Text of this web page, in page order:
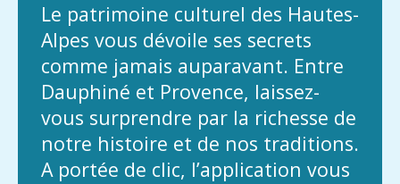
Le patrimoine culturel des Hautes-
Alpes vous dévoile ses secrets
comme jamais auparavant. Entre
Dauphiné et Provence, laissez-
vous surprendre par la richesse de
notre histoire et de nos traditions.
A portée de clic, l’application vous